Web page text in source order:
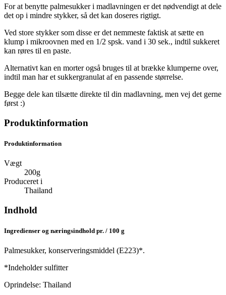
For at benytte palmesukker i madlavningen er det nødvendigt at dele
det op i mindre stykker, så det kan doseres rigtigt.
Ved store stykker som disse er det nemmeste faktisk at sætte en
klump i mikroovnen med en 1/2 spsk. vand i 30 sek., indtil sukkeret
kan røres til en paste.
Alternativt kan en morter også bruges til at brække klumperne over,
indtil man har et sukkergranulat af en passende størrelse.
Begge dele kan tilsætte direkte til din madlavning, men vej det gerne
først :)
Produktinformation
Produktinformation
Vægt
200g
Produceret i
Thailand
Indhold
Ingredienser og næringsindhold pr. / 100 g
Palmesukker, konserveringsmiddel (E223)*.
*Indeholder sulfitter
Oprindelse: Thailand